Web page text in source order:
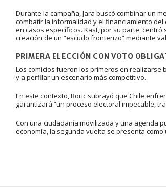
Durante la campaña, Jara buscó combinar un
combatir la informalidad y el financiamiento
en casos específicos. Kast, por su parte,
creación de un “escudo fronterizo” mediante
PRIMERA ELECCIÓN CON VOTO
Los comicios fueron los primeros en realizarse
y a perfilar un escenario más competitivo.
En este contexto, Boric subrayó que Chile
garantizará “un proceso electoral impecable,
Con una ciudadanía movilizada y una agenda
economía, la segunda vuelta se presenta